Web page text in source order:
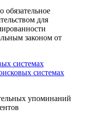
для
законом от
системах
упоминаний